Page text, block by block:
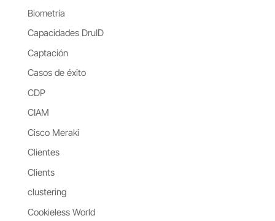
Biometría
Capacidades DruID
Captación
Casos de éxito
CDP
CIAM
Cisco Meraki
Clientes
Clients
clustering
Cookieless World